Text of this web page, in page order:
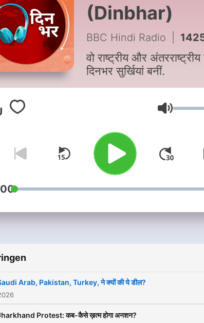
(Dinbhar)
BBC Hindi Radio 1425 - Saudi Arab,
वो राष्ट्रीय और
दिनभर सुर्खियां बनीं.
Volume
Arab, Pakistan, Turkey, ने क्यों की ये डील?
Protest: कब-कैसे ख़त्म होगा अनशन?